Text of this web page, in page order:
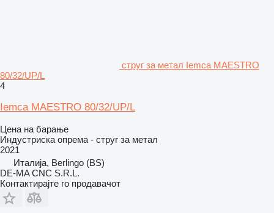
струг за метал Iemca MAESTRO
80/32/UP/L
4
Iemca MAESTRO 80/32/UP/L
Цена на барање
Индустриска опрема - струг за метал
2021
Италија, Berlingo (BS)
DE-MA CNC S.R.L.
Контактирајте го продавачот